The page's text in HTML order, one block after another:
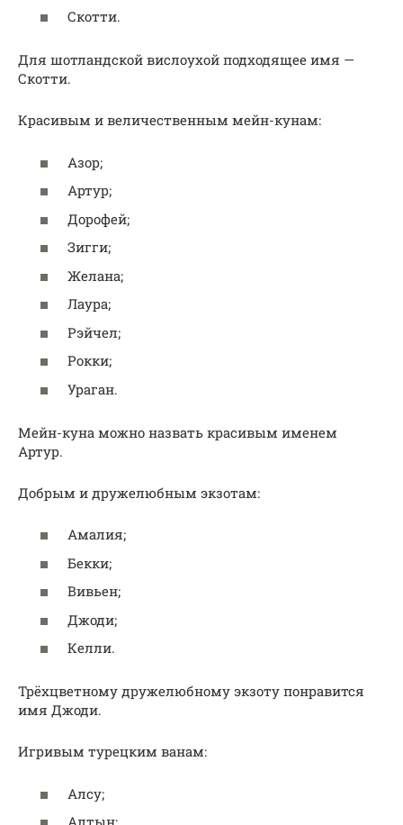
Скотти.
Для шотландской вислоухой подходящее имя —
Скотти.
Красивым и величественным мейн-кунам:
Азор;
Артур;
Дорофей;
Зигги;
Желана;
Лаура;
Рэйчел;
Рокки;
Ураган.
Мейн-куна можно назвать красивым именем
Артур.
Добрым и дружелюбным экзотам:
Амалия;
Бекки;
Вивьен;
Джоди;
Келли.
Трёхцветному дружелюбному экзоту понравится
имя Джоди.
Игривым турецким ванам:
Алсу;